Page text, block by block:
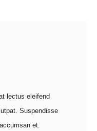
lectus eleifend
Suspendisse
et.